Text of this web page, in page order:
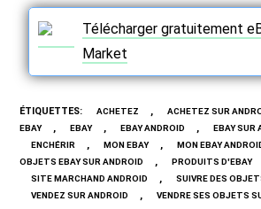
Télécharger gratuitement
Market
ÉTIQUETTES: ACHETEZ , ACHETEZ SUR
EBAY
, EBAY , EBAY ANDROID , EBAY SUR
ENCHÉRIR , MON EBAY , MON EBAY
OBJETS EBAY SUR ANDROID
, PRODUITS D'EBAY
SITE MARCHAND ANDROID , SUIVRE DES
VENDEZ SUR ANDROID , VENDRE SES OBJETS